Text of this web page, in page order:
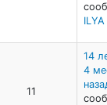
11
14
4